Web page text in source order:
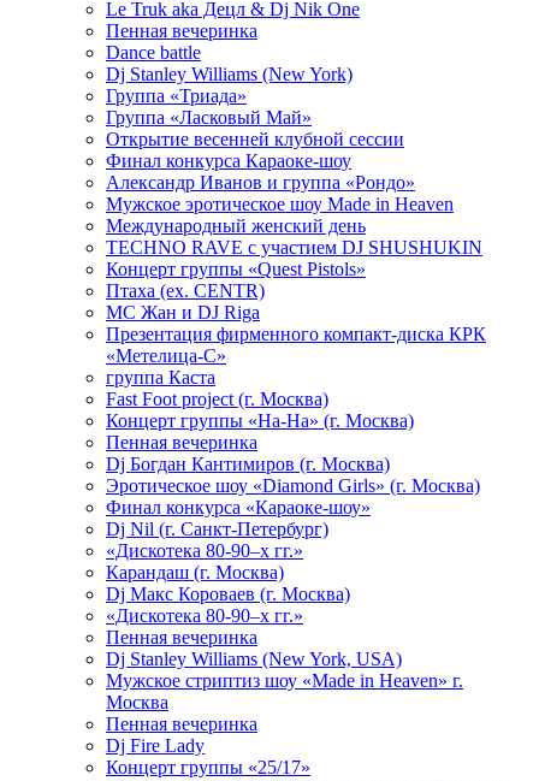
Le Truk aka Децл & Dj Nik One
Пенная вечеринка
Dance battle
Dj Stanley Williams (New York)
Группа «Триада»
Группа «Ласковый Май»
Открытие весенней клубной сессии
Финал конкурса Караоке-шоу
Александр Иванов и группа «Рондо»
Мужское эротическое шоу Made in Heaven
Международный женский день
TECHNO RAVE с участием DJ SHUSHUKIN
Концерт группы «Quest Pistols»
Птаха (ex. CENTR)
МС Жан и DJ Riga
Презентация фирменного компакт-диска КРК
«Метелица-С»
группа Каста
Fast Foot project (г. Москва)
Концерт группы «На-На» (г. Москва)
Пенная вечеринка
Dj Богдан Кантимиров (г. Москва)
Эротическое шоу «Diamond Girls» (г. Москва)
Финал конкурса «Караоке-шоу»
Dj Nil (г. Санкт-Петербург)
«Дискотека 80-90–х гг.»
Карандаш (г. Москва)
Dj Макс Короваев (г. Москва)
«Дискотека 80-90–х гг.»
Пенная вечеринка
Dj Stanley Williams (New York, USA)
Мужское стриптиз шоу «Made in Heaven» г.
Москва
Пенная вечеринка
Dj Fire Lady
Концерт группы «25/17»